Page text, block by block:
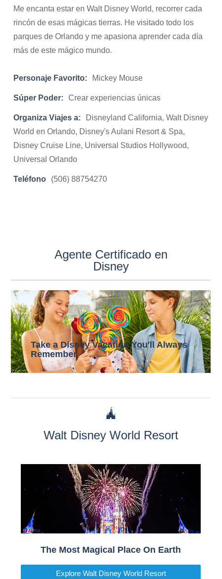
Me encanta estar en Walt Disney World, recorrer cada
rincón de esas mágicas tierras. He visitado todo los
parques de Orlando y me apasiona aprender cada día
más de este mágico mundo.
Personaje Favorito: Mickey Mouse
Súper Poder: Crear experiencias únicas
Organiza Viajes a:
Disneyland California, Walt Disney
World en Orlando, Disney's Aulani Resort & Spa,
Disney Cruise Line, Universal Studios Hollywood,
Universal Orlando
Teléfono (506) 88754270